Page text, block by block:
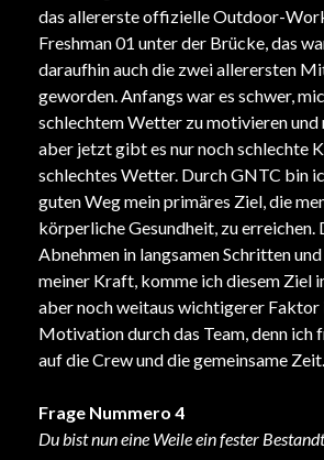
das allererste offizielle Outdoor-
Freshman 01 unter der Brücke, das
daraufhin auch die zwei allerersten
geworden. Anfangs war es schwer,
schlechtem Wetter zu motivieren und
aber jetzt gibt es nur noch schlechte
schlechtes Wetter. Durch GNTC bin
guten Weg mein primäres Ziel, die
körperliche Gesundheit, zu erreichen.
Abnehmen in langsamen Schritten
meiner Kraft, komme ich diesem Ziel
aber noch weitaus wichtigerer Faktor
Motivation durch das Team, denn ich
auf die Crew und die gemeinsame Zeit.
Frage Nummero 4
Du bist nun eine Weile ein fester